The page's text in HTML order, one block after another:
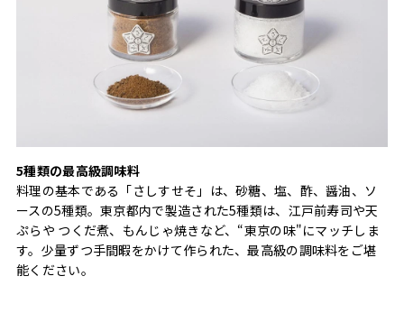
5種類の最高級調味料
料理の基本である「さしすせそ」は、砂糖、塩、酢、醤油、ソ
ースの5種類。東京都内で製造された5種類は、江戸前寿司や天
ぷらや つくだ煮、もんじゃ焼きなど、“東京の味"にマッチしま
す。少量ずつ手間暇をかけて作られた、最高級の調味料をご堪
能ください。